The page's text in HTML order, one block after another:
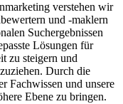
verstehen wir
und -maklern
Suchergebnissen
Lösungen für
zu steigern und
Durch die
Fachwissen und unsere
Ebene zu bringen.